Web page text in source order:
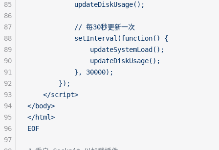
            updateDiskUsage();
            // 每30秒更新一次
            setInterval(function() {
                updateSystemLoad();
                updateDiskUsage();
            }, 30000);
        });
    </script>
</body>
</html>
EOF
85
86
87
88
89
90
91
92
93
94
95
96
97